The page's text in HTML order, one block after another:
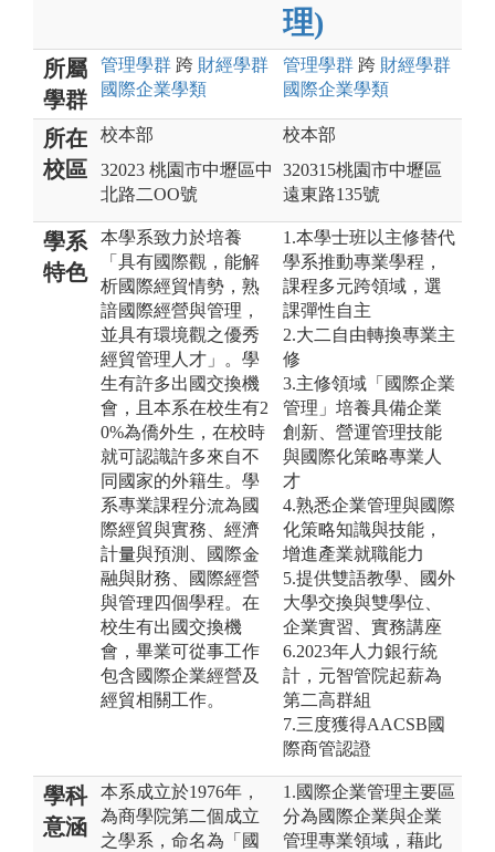
理)
所屬
學群
管理學群 跨 財經學群
國際企業學類
管理學群 跨 財經學群
國際企業學類
所在
校區
校本部
32023 桃園市中壢區中
北路二OO號
校本部
320315桃園市中壢區
遠東路135號
學系
特色
本學系致力於培養
「具有國際觀，能解
析國際經貿情勢，熟
諳國際經營與管理，
並具有環境觀之優秀
經貿管理人才」。學
生有許多出國交換機
會，且本系在校生有2
0%為僑外生，在校時
就可認識許多來自不
同國家的外籍生。學
系專業課程分流為國
際經貿與實務、經濟
計量與預測、國際金
融與財務、國際經營
與管理四個學程。在
校生有出國交換機
會，畢業可從事工作
包含國際企業經營及
經貿相關工作。
1.本學士班以主修替代
學系推動專業學程，
課程多元跨領域，選
課彈性自主
2.大二自由轉換專業主
修
3.主修領域「國際企業
管理」培養具備企業
創新、營運管理技能
與國際化策略專業人
才
4.熟悉企業管理與國際
化策略知識與技能，
增進產業就職能力
5.提供雙語教學、國外
大學交換與雙學位、
企業實習、實務講座
6.2023年人力銀行統
計，元智管院起薪為
第二高群組
7.三度獲得AACSB國
際商管認證
學科
意涵
本系成立於1976年，
為商學院第二個成立
之學系，命名為「國
1.國際企業管理主要區
分為國際企業與企業
管理專業領域，藉此